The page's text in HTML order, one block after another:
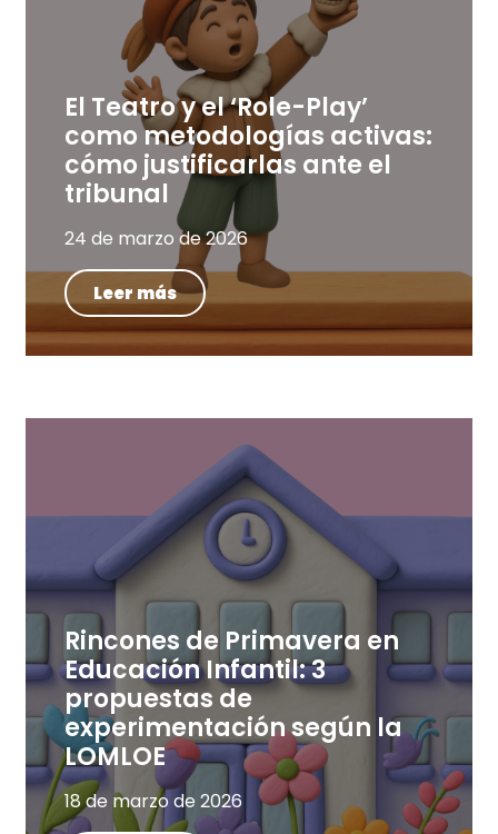
El Teatro y el ‘Role-Play’
como metodologías activas:
cómo justificarlas ante el
tribunal
24 de marzo de 2026
Leer más
Rincones de Primavera en
Educación Infantil: 3
propuestas de
experimentación según la
LOMLOE
18 de marzo de 2026